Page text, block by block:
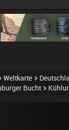
Weltkarte
Bucht